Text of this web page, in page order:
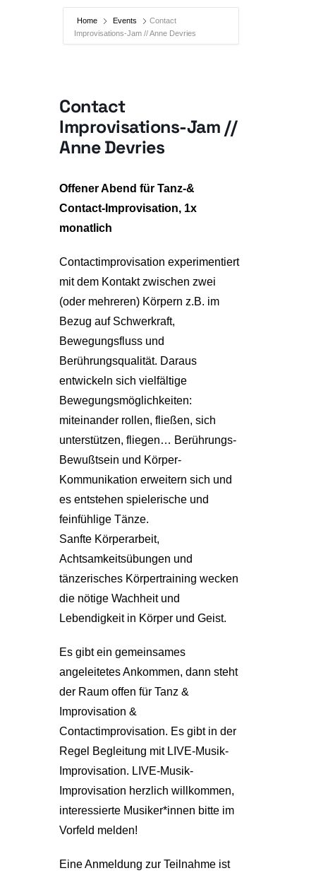
Home Events
Contact
Improvisations-Jam // Anne Devries
Contact
Improvisations-Jam //
Anne Devries
Offener Abend für Tanz-&
Contact-Improvisation, 1x
monatlich
Contactimprovisation experimentiert
mit dem Kontakt zwischen zwei
(oder mehreren) Körpern z.B. im
Bezug auf Schwerkraft,
Bewegungsfluss und
Berührungsqualität. Daraus
entwickeln sich vielfältige
Bewegungsmöglichkeiten:
miteinander rollen, fließen, sich
unterstützen, fliegen… Berührungs-
Bewußtsein und Körper-
Kommunikation erweitern sich und
es entstehen spielerische und
feinfühlige Tänze.
Sanfte Körperarbeit,
Achtsamkeitsübungen und
tänzerisches Körpertraining wecken
die nötige Wachheit und
Lebendigkeit in Körper und Geist.
Es gibt ein gemeinsames
angeleitetes Ankommen, dann steht
der Raum offen für Tanz &
Improvisation &
Contactimprovisation. Es gibt in der
Regel Begleitung mit LIVE-Musik-
Improvisation. LIVE-Musik-
Improvisation herzlich willkommen,
interessierte Musiker*innen bitte im
Vorfeld melden!
Eine Anmeldung zur Teilnahme ist